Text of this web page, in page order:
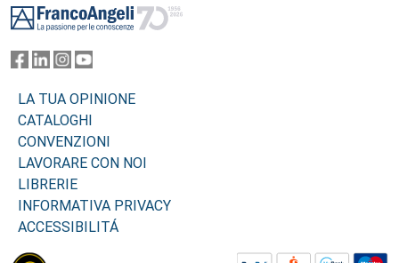
LA TUA OPINIONE
CATALOGHI
CONVENZIONI
LAVORARE CON NOI
LIBRERIE
INFORMATIVA PRIVACY
ACCESSIBILITÁ